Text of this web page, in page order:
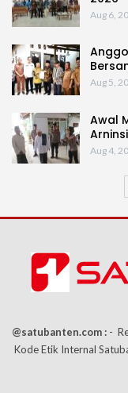
Aug 6,
Aug 5,
Awal
Aug 4,
@satubanten.com : -
Kode Etik Internal